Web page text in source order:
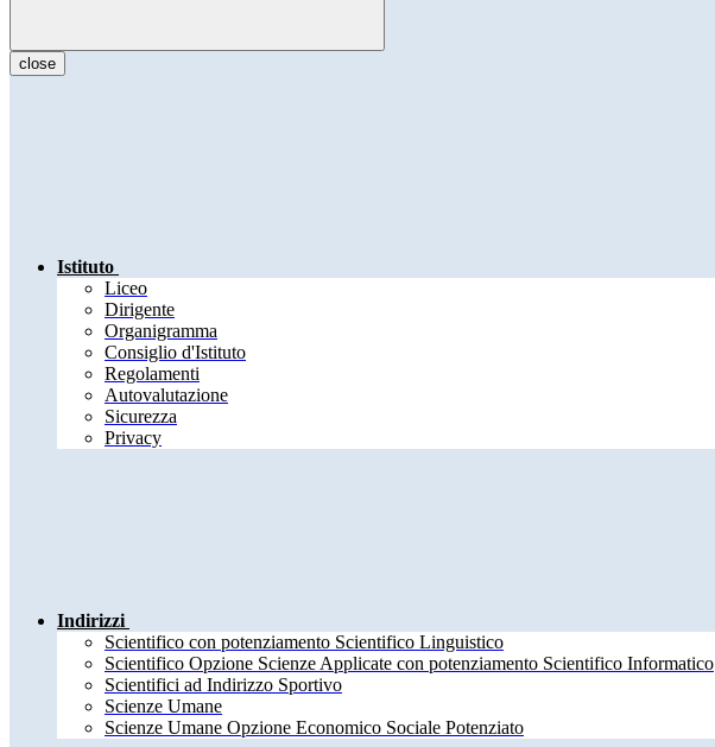
close
Istituto
Liceo
Dirigente
Organigramma
Consiglio d'Istituto
Regolamenti
Autovalutazione
Sicurezza
Privacy
Indirizzi
Scientifico con potenziamento Scientifico Linguistico
Scientifico Opzione Scienze Applicate con potenziamento Scientifico Informatico
Scientifici ad Indirizzo Sportivo
Scienze Umane
Scienze Umane Opzione Economico Sociale Potenziato